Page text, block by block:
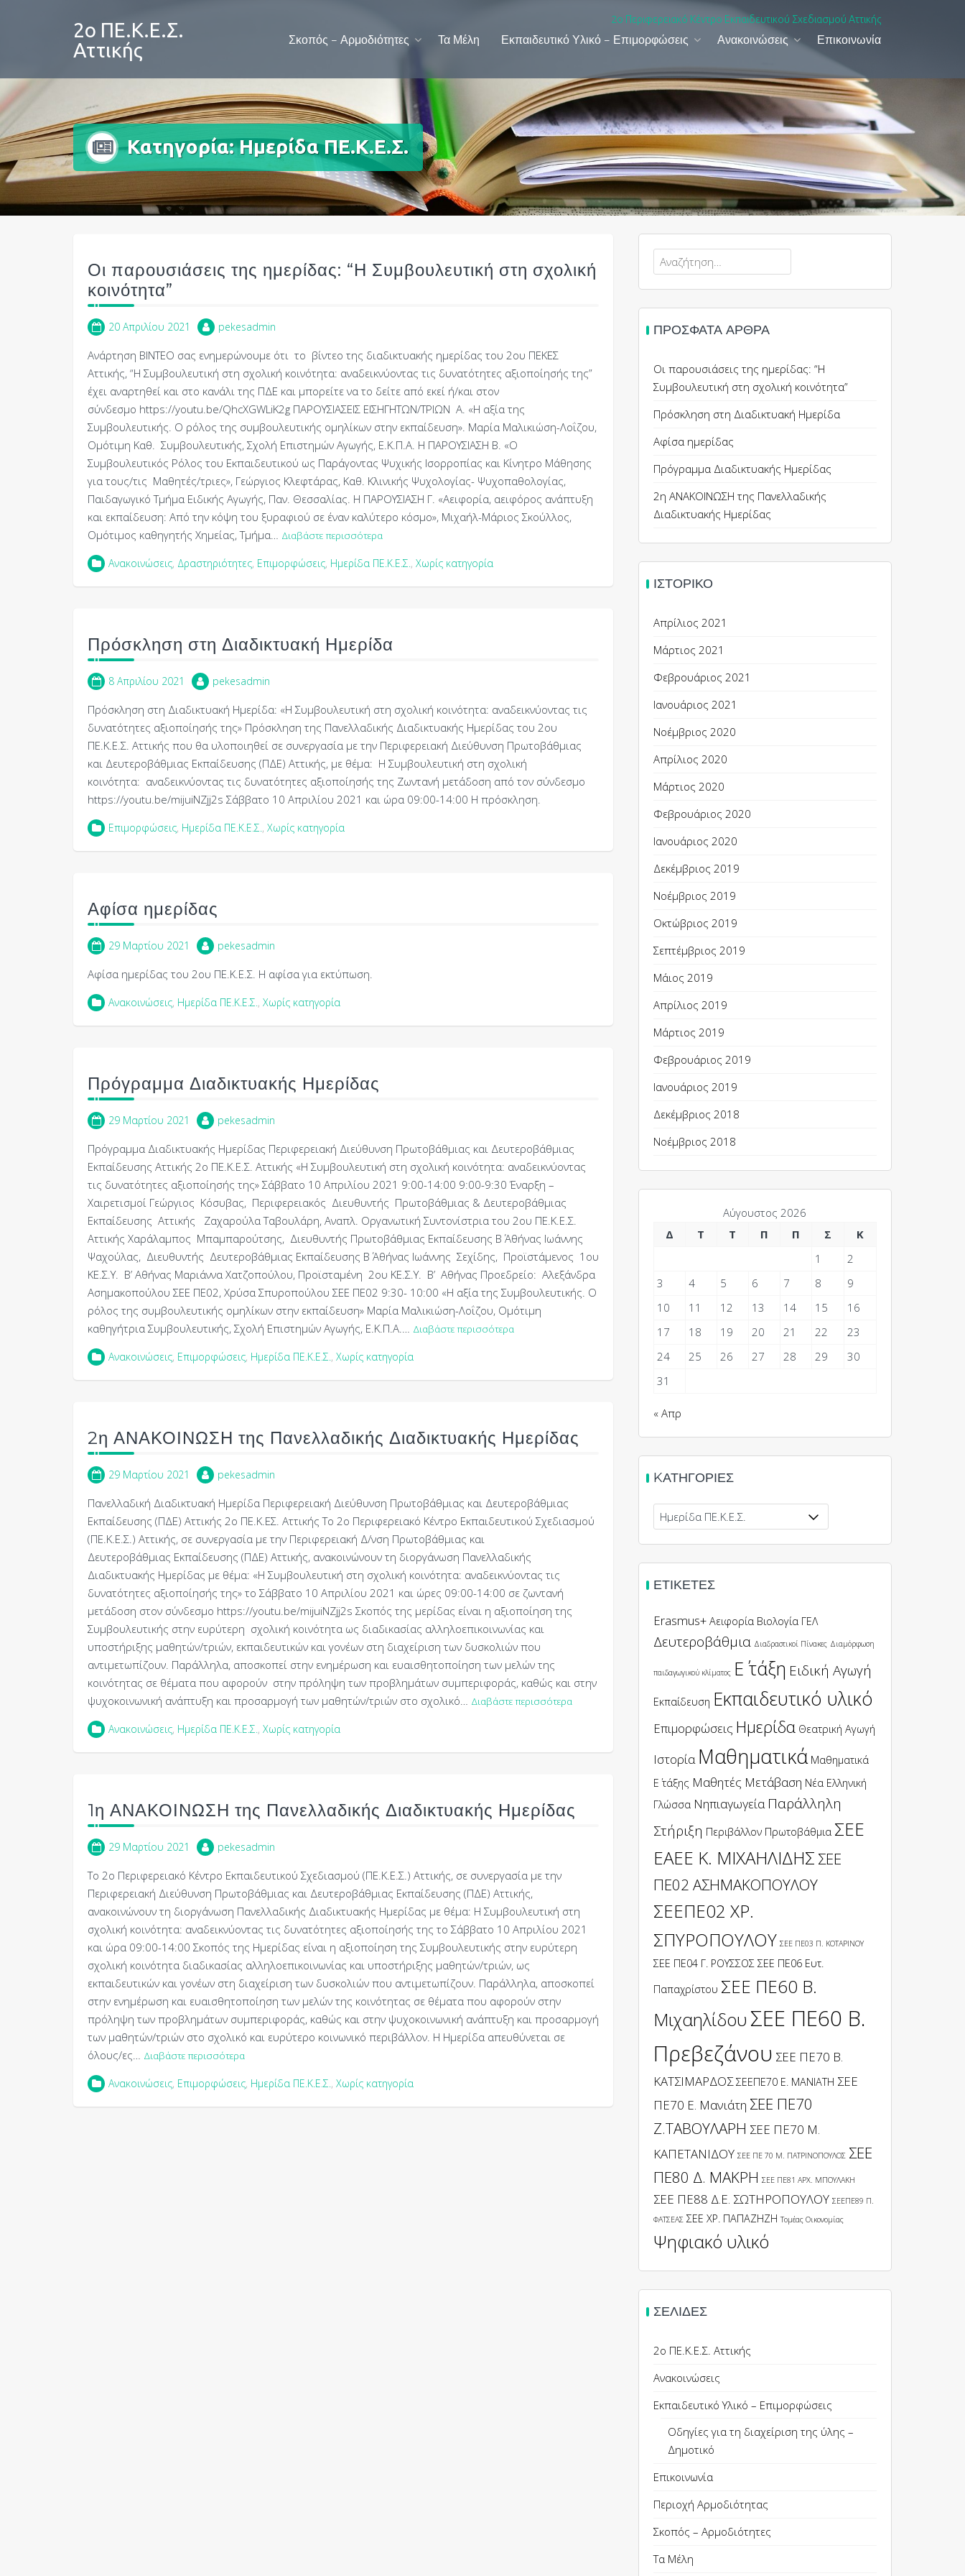
2ο ΠΕ.Κ.Ε.Σ.
Αττικής
2ο Περιφερειακό Κέντρο Εκπαιδευτικού Σχεδιασμού Αττικής
Σκοπός – Αρμοδιότητες Τα Μέλη Εκπαιδευτικό Υλικό – Επιμορφώσεις Ανακοινώσεις Επικοινωνία
Κατηγορία:Ημερίδα ΠΕ.Κ.Ε.Σ.
Οι παρουσιάσεις της ημερίδας: “Η Συμβουλευτική στη σχολική
κοινότητα”
20 Απριλίου 2021 pekesadmin
Ανάρτηση ΒΙΝΤΕΟ σας ενημερώνουμε ότι το βίντεο της διαδικτυακής ημερίδας του 2ου ΠΕΚΕΣ
Αττικής, “Η Συμβουλευτική στη σχολική κοινότητα: αναδεικνύοντας τις δυνατότητες αξιοποίησής της”
έχει αναρτηθεί και στο κανάλι της ΠΔΕ και μπορείτε να το δείτε από εκεί ή/και στον
σύνδεσμο https://youtu.be/QhcXGWLiK2g ΠΑΡΟΥΣΙΑΣΕΙΣ ΕΙΣΗΓΗΤΩΝ/ΤΡΙΩΝ Α. «Η αξία της
Συμβουλευτικής. Ο ρόλος της συμβουλευτικής ομηλίκων στην εκπαίδευση». Μαρία Μαλικιώση-Λοΐζου,
Ομότιμη Καθ. Συμβουλευτικής, Σχολή Επιστημών Αγωγής, Ε.Κ.Π.Α. Η ΠΑΡΟΥΣΙΑΣΗ Β. «Ο
Συμβουλευτικός Ρόλος του Εκπαιδευτικού ως Παράγοντας Ψυχικής Ισορροπίας και Κίνητρο Μάθησης
για τους/τις Μαθητές/τριες», Γεώργιος Κλεφτάρας, Καθ. Κλινικής Ψυχολογίας- Ψυχοπαθολογίας,
Παιδαγωγικό Τμήμα Ειδικής Αγωγής, Παν. Θεσσαλίας. Η ΠΑΡΟΥΣΙΑΣΗ Γ. «Αειφορία, αειφόρος ανάπτυξη
και εκπαίδευση: Από την κόψη του ξυραφιού σε έναν καλύτερο κόσμο», Μιχαήλ-Μάριος Σκούλλος,
Ομότιμος καθηγητής Χημείας, Τμήμα… Διαβάστε περισσότερα
Ανακοινώσεις, Δραστηριότητες, Επιμορφώσεις, Ημερίδα ΠΕ.Κ.Ε.Σ., Χωρίς κατηγορία
Πρόσκληση στη Διαδικτυακή Ημερίδα
8 Απριλίου 2021 pekesadmin
Πρόσκληση στη Διαδικτυακή Ημερίδα: «Η Συμβουλευτική στη σχολική κοινότητα: αναδεικνύοντας τις
δυνατότητες αξιοποίησής της» Πρόσκληση της Πανελλαδικής Διαδικτυακής Ημερίδας του 2ου
ΠΕ.Κ.Ε.Σ. Αττικής που θα υλοποιηθεί σε συνεργασία με την Περιφερειακή Διεύθυνση Πρωτοβάθμιας
και Δευτεροβάθμιας Εκπαίδευσης (ΠΔΕ) Αττικής, με θέμα: Η Συμβουλευτική στη σχολική
κοινότητα: αναδεικνύοντας τις δυνατότητες αξιοποίησής της Ζωντανή μετάδοση από τον σύνδεσμο
https://youtu.be/mijuiNZjj2s Σάββατο 10 Απριλίου 2021 και ώρα 09:00-14:00 Η πρόσκληση.
Επιμορφώσεις, Ημερίδα ΠΕ.Κ.Ε.Σ., Χωρίς κατηγορία
Αφίσα ημερίδας
29 Μαρτίου 2021 pekesadmin
Αφίσα ημερίδας του 2ου ΠΕ.Κ.Ε.Σ. Η αφίσα για εκτύπωση.
Ανακοινώσεις, Ημερίδα ΠΕ.Κ.Ε.Σ., Χωρίς κατηγορία
Πρόγραμμα Διαδικτυακής Ημερίδας
29 Μαρτίου 2021 pekesadmin
Πρόγραμμα Διαδικτυακής Ημερίδας Περιφερειακή Διεύθυνση Πρωτοβάθμιας και Δευτεροβάθμιας
Εκπαίδευσης Αττικής 2ο ΠΕ.Κ.Ε.Σ. Αττικής «Η Συμβουλευτική στη σχολική κοινότητα: αναδεικνύοντας
τις δυνατότητες αξιοποίησής της» Σάββατο 10 Απριλίου 2021 9:00-14:00 9:00-9:30 Έναρξη –
Χαιρετισμοί Γεώργιος Κόσυβας, Περιφερειακός Διευθυντής Πρωτοβάθμιας & Δευτεροβάθμιας
Εκπαίδευσης Αττικής Ζαχαρούλα Ταβουλάρη, Αναπλ. Οργανωτική Συντονίστρια του 2ου ΠΕ.Κ.Ε.Σ.
Αττικής Χαράλαμπος Μπαμπαρούτσης, Διευθυντής Πρωτοβάθμιας Εκπαίδευσης Β΄ Αθήνας Ιωάννης
Ψαχούλας, Διευθυντής Δευτεροβάθμιας Εκπαίδευσης Β΄ Αθήνας Ιωάννης Σεχίδης, Προϊστάμενος 1ου
ΚΕ.Σ.Υ. B’ Αθήνας Μαριάννα Χατζοπούλου, Προϊσταμένη 2ου ΚΕ.Σ.Υ. B’ Aθήνας Προεδρείο: Αλεξάνδρα
Ασημακοπούλου ΣΕΕ ΠΕ02, Χρύσα Σπυροπούλου ΣΕΕ ΠΕ02 9:30- 10:00 «Η αξία της Συμβουλευτικής. Ο
ρόλος της συμβουλευτικής ομηλίκων στην εκπαίδευση» Μαρία Μαλικιώση-Λοΐζου, Ομότιμη
καθηγήτρια Συμβουλευτικής, Σχολή Επιστημών Αγωγής, Ε.Κ.Π.Α.… Διαβάστε περισσότερα
Ανακοινώσεις, Επιμορφώσεις, Ημερίδα ΠΕ.Κ.Ε.Σ., Χωρίς κατηγορία
2η ΑΝΑΚΟΙΝΩΣΗ της Πανελλαδικής Διαδικτυακής Ημερίδας
29 Μαρτίου 2021 pekesadmin
Πανελλαδική Διαδικτυακή Ημερίδα Περιφερειακή Διεύθυνση Πρωτοβάθμιας και Δευτεροβάθμιας
Εκπαίδευσης (ΠΔΕ) Αττικής 2ο ΠΕ.Κ.ΕΣ. Αττικής Το 2ο Περιφερειακό Κέντρο Εκπαιδευτικού Σχεδιασμού
(ΠΕ.Κ.Ε.Σ.) Αττικής, σε συνεργασία με την Περιφερειακή Δ/νση Πρωτοβάθμιας και
Δευτεροβάθμιας Εκπαίδευσης (ΠΔΕ) Αττικής, ανακοινώνουν τη διοργάνωση Πανελλαδικής
Διαδικτυακής Ημερίδας με θέμα: «Η Συμβουλευτική στη σχολική κοινότητα: αναδεικνύοντας τις
δυνατότητες αξιοποίησής της» το Σάββατο 10 Απριλίου 2021 και ώρες 09:00-14:00 σε ζωντανή
μετάδοση στον σύνδεσμο https://youtu.be/mijuiNZjj2s Σκοπός της μερίδας είναι η αξιοποίηση της
Συμβουλευτικής στην ευρύτερη σχολική κοινότητα ως διαδικασίας αλληλοεπικοινωνίας και
υποστήριξης μαθητών/τριών, εκπαιδευτικών και γονέων στη διαχείριση των δυσκολιών που
αντιμετωπίζουν. Παράλληλα, αποσκοπεί στην ενημέρωση και ευαισθητοποίηση των μελών της
κοινότητας σε θέματα που αφορούν στην πρόληψη των προβλημάτων συμπεριφοράς, καθώς και στην
ψυχοκοινωνική ανάπτυξη και προσαρμογή των μαθητών/τριών στο σχολικό… Διαβάστε περισσότερα
Ανακοινώσεις, Ημερίδα ΠΕ.Κ.Ε.Σ., Χωρίς κατηγορία
1η ΑΝΑΚΟΙΝΩΣΗ της Πανελλαδικής Διαδικτυακής Ημερίδας
29 Μαρτίου 2021 pekesadmin
Το 2ο Περιφερειακό Κέντρο Εκπαιδευτικού Σχεδιασμού (ΠΕ.Κ.Ε.Σ.) Αττικής, σε συνεργασία με την
Περιφερειακή Διεύθυνση Πρωτοβάθμιας και Δευτεροβάθμιας Εκπαίδευσης (ΠΔΕ) Αττικής,
ανακοινώνουν τη διοργάνωση Πανελλαδικής Διαδικτυακής Ημερίδας με θέμα: Η Συμβουλευτική στη
σχολική κοινότητα: αναδεικνύοντας τις δυνατότητες αξιοποίησής της το Σάββατο 10 Απριλίου 2021
και ώρα 09:00-14:00 Σκοπός της Ημερίδας είναι η αξιοποίηση της Συμβουλευτικής στην ευρύτερη
σχολική κοινότητα διαδικασίας αλληλοεπικοινωνίας και υποστήριξης μαθητών/τριών, ως
εκπαιδευτικών και γονέων στη διαχείριση των δυσκολιών που αντιμετωπίζουν. Παράλληλα, αποσκοπεί
στην ενημέρωση και ευαισθητοποίηση των μελών της κοινότητας σε θέματα που αφορούν στην
πρόληψη των προβλημάτων συμπεριφοράς, καθώς και στην ψυχοκοινωνική ανάπτυξη και προσαρμογή
των μαθητών/τριών στο σχολικό και ευρύτερο κοινωνικό περιβάλλον. Η Ημερίδα απευθύνεται σε
όλους/ες… Διαβάστε περισσότερα
Ανακοινώσεις, Επιμορφώσεις, Ημερίδα ΠΕ.Κ.Ε.Σ., Χωρίς κατηγορία
Αναζήτηση
για:
ΠΡΌΣΦΑΤΑ ΆΡΘΡΑ
Οι παρουσιάσεις της ημερίδας: “Η
Συμβουλευτική στη σχολική κοινότητα”
Πρόσκληση στη Διαδικτυακή Ημερίδα
Αφίσα ημερίδας
Πρόγραμμα Διαδικτυακής Ημερίδας
2η ΑΝΑΚΟΙΝΩΣΗ της Πανελλαδικής
Διαδικτυακής Ημερίδας
ΙΣΤΟΡΙΚΌ
Απρίλιος 2021
Μάρτιος 2021
Φεβρουάριος 2021
Ιανουάριος 2021
Νοέμβριος 2020
Απρίλιος 2020
Μάρτιος 2020
Φεβρουάριος 2020
Ιανουάριος 2020
Δεκέμβριος 2019
Νοέμβριος 2019
Οκτώβριος 2019
Σεπτέμβριος 2019
Μάιος 2019
Απρίλιος 2019
Μάρτιος 2019
Φεβρουάριος 2019
Ιανουάριος 2019
Δεκέμβριος 2018
Νοέμβριος 2018
Αύγουστος 2026
Δ
Τ Τ Π Π Σ
Κ
1
2
3
4 5 6 7 8
9
10
11 12 13 14 15
16
17
18 19 20 21 22
23
24
25 26 27 28 29
30
31
« Απρ
KΑΤΗΓΟΡΊΕΣ
Kατηγορίες
ΕΤΙΚΈΤΕΣ
Erasmus+ Αειφορία Βιολογία ΓΕΛ
Δευτεροβάθμια Διαδραστικοί Πίνακες Διαμόρφωση
παιδαγωγικού κλίματος Ε΄ τάξη Ειδική Αγωγή
Εκπαίδευση Εκπαιδευτικό υλικό
Επιμορφώσεις Ημερίδα Θεατρική Αγωγή
Ιστορία Μαθηματικά Μαθηματικά
Ε΄ τάξης Μαθητές Μετάβαση Νέα Ελληνική
Γλώσσα Νηπιαγωγεία Παράλληλη
Στήριξη Περιβάλλον Πρωτοβάθμια ΣΕΕ
ΕΑΕΕ Κ. ΜΙΧΑΗΛΙΔΗΣ ΣΕΕ
ΠΕ02 ΑΣΗΜΑΚΟΠΟΥΛΟΥ
ΣΕΕΠΕ02 ΧΡ.
ΣΠΥΡΟΠΟΥΛΟΥ ΣΕΕ ΠΕ03 Π. ΚΟΤΑΡΙΝΟΥ
ΣΕΕ ΠΕ04 Γ. ΡΟΥΣΣΟΣ ΣΕΕ ΠΕ06 Ευτ.
Παπαχρίστου ΣΕΕ ΠΕ60 Β.
Μιχαηλίδου ΣΕΕ ΠΕ60 Β.
Πρεβεζάνου ΣΕΕ ΠΕ70 Β.
ΚΑΤΣΙΜΑΡΔΟΣ ΣΕΕΠΕ70 Ε. ΜΑΝΙΑΤΗ ΣΕΕ
ΠΕ70 Ε. Μανιάτη ΣΕΕ ΠΕ70
Ζ.ΤΑΒΟΥΛΑΡΗ ΣΕΕ ΠΕ70 Μ.
ΚΑΠΕΤΑΝΙΔΟΥ ΣΕΕ ΠΕ 70 Μ. ΠΑΤΡΙΝΟΠΟΥΛΟΣ ΣΕΕ
ΠΕ80 Δ. ΜΑΚΡΗ ΣΕΕ ΠΕ81 ΑΡΧ. ΜΠΟΥΛΑΚΗ
ΣΕΕ ΠΕ88 Δ.Ε. ΣΩΤΗΡΟΠΟΥΛΟΥ ΣΕΕΠΕ89 Π.
ΦΑΤΣΕΑΣ ΣΕΕ ΧΡ. ΠΑΠΑΖΗΖΗ Τομέας Οικονομίας
Ψηφιακό υλικό
ΣΕΛΊΔΕΣ
2ο ΠΕ.Κ.Ε.Σ. Αττικής
Ανακοινώσεις
Εκπαιδευτικό Υλικό – Επιμορφώσεις
Οδηγίες για τη διαχείριση της ύλης –
Δημοτικό
Επικοινωνία
Περιοχή Αρμοδιότητας
Σκοπός – Αρμοδιότητες
Τα Μέλη